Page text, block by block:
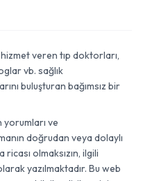
veren tıp doktorları,
vb. sağlık
buluşturan bağımsız bir
ve
doğrudan veya dolaylı
olmaksızın, ilgili
yazılmaktadır. Bu web